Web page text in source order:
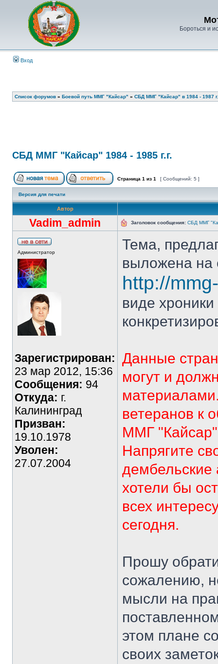
Бороться и
Вход
Список форумов » Боевой путь ММГ "Кайсар" » СБД ММГ "Кайсар" в 1984 - 1987
СБД ММГ "Кайсар" 1984 - 1985 г.г.
Страница 1 из 1 [ Сообщений: 5 ]
Версия для печати
Автор
Vadim_admin Заголовок сообщения: СБД ММГ
Администратор
Зарегистрирован:
23 мар 2012, 15:36
Сообщения: 94
Откуда: г.
Калининград
Призван:
19.10.1978
Уволен:
27.07.2004
Тема,
выложена на
http://
виде
Данные
могут и
ветеранов к
ММГ
Напрягите
хотели бы
всех
сегодня.
Прошу
сожалению,
мысли на
этом плане
своих